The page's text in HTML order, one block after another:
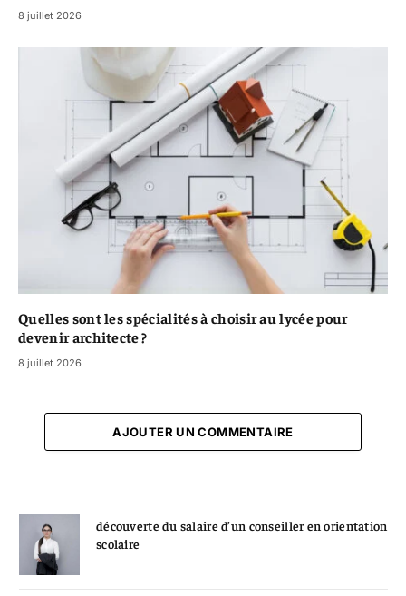
8 juillet 2026
Quelles sont les spécialités à choisir au lycée pour
devenir architecte ?
8 juillet 2026
AJOUTER UN COMMENTAIRE
découverte du salaire d’un conseiller en orientation
scolaire